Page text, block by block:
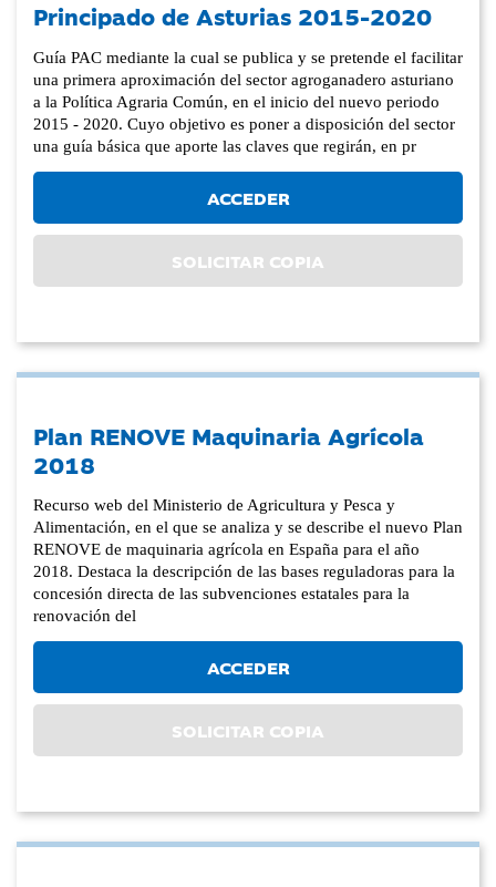
Principado de Asturias 2015-2020
Guía PAC mediante la cual se publica y se pretende el facilitar
una primera aproximación del sector agroganadero asturiano
a la Política Agraria Común, en el inicio del nuevo periodo
2015 - 2020. Cuyo objetivo es poner a disposición del sector
una guía básica que aporte las claves que regirán, en pr
ACCEDER
SOLICITAR COPIA
Plan RENOVE Maquinaria Agrícola
2018
Recurso web del Ministerio de Agricultura y Pesca y
Alimentación, en el que se analiza y se describe el nuevo Plan
RENOVE de maquinaria agrícola en España para el año
2018. Destaca la descripción de las bases reguladoras para la
concesión directa de las subvenciones estatales para la
renovación del
ACCEDER
SOLICITAR COPIA